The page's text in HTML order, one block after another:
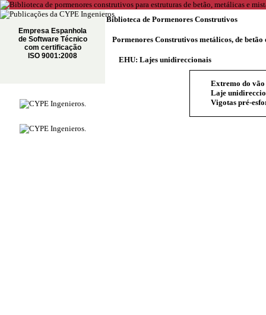
Empresa Espanhola
de Software Técnico
com certificação
ISO 9001:2008
Biblioteca de Pormenores Construtivos
Pormenores Construtivos metálicos, de betão
EHU: Lajes unidireccionais
Extremo do
Laje
Vigotas pré-